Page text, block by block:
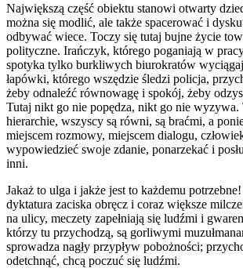
Największą część obiektu stanowi otwarty
można się modlić, ale także spacerować i
odbywać wiece. Toczy się tutaj bujne życie
polityczne. Irańczyk, którego poganiają w
spotyka tylko burkliwych biurokratów
łapówki, którego wszędzie śledzi policja,
żeby odnaleźć równowagę i spokój, żeby
Tutaj nikt go nie popędza, nikt go nie wyzywa.
hierarchie, wszyscy są równi, są braćmi, a
miejscem rozmowy, miejscem dialogu,
wypowiedzieć swoje zdanie, ponarzekać i
inni.
Jakaż to ulga i jakże jest to każdemu
dyktatura zaciska obręcz i coraz większe
na ulicy, meczety zapełniają się ludźmi i
którzy tu przychodzą, są gorliwymi
sprowadza nagły przypływ pobożności;
odetchnąć, chcą poczuć się ludźmi.